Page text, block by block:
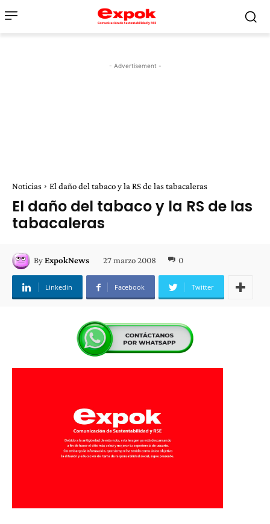
- Advertisement -
Noticias El daño del tabaco y la RS de las tabacaleras
El daño del tabaco y la RS de las
tabacaleras
ByExpokNews 27 marzo 2008 0
Linkedin Facebook Twitter